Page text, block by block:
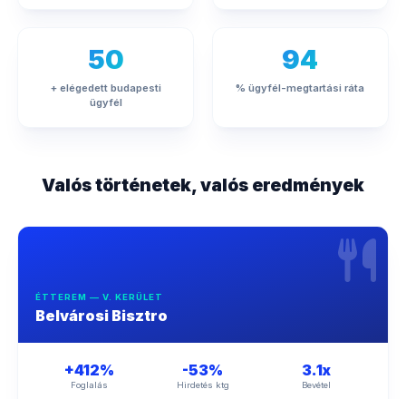
50
+ elégedett budapesti
ügyfél
94
% ügyfél-megtartási ráta
Valós történetek, valós eredmények
ÉTTEREM — V. KERÜLET
Belvárosi Bisztro
+412%
Foglalás
-53%
Hirdetés ktg
3.1x
Bevétel